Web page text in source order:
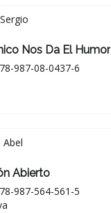
Nos Da El Humor
987-08-0437-6
Abierto
987-564-561-5